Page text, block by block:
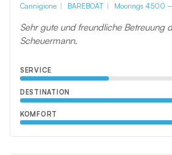
Cannigione
BAREBOAT Moorings 4500 –
Sehr gute und freundliche Betreuung
Scheuermann.
SERVICE
DESTINATION
KOMFORT